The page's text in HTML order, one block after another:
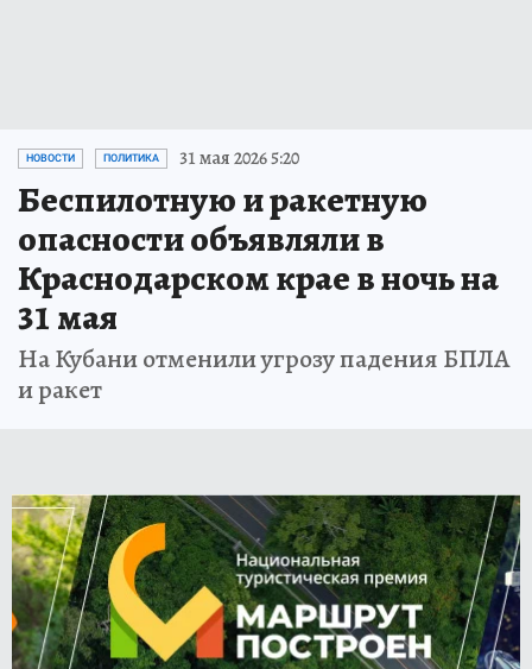
НОВОСТИ ПОЛИТИКА 31 мая 2026 5:20
Беспилотную и ракетную
опасности объявляли в
Краснодарском крае в ночь на
31 мая
На Кубани отменили угрозу падения БПЛА
и ракет